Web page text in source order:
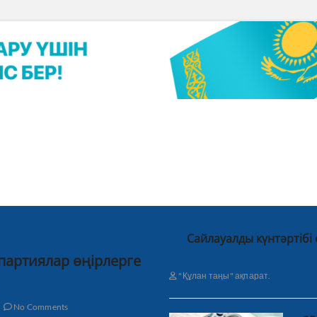
өңірлерге
No Comments
Сайлауалды
"Құлан таңы" ақпарат.